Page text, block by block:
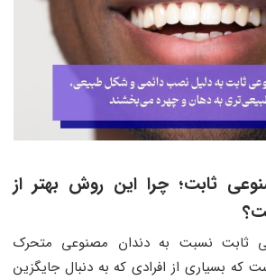
ثابت؛ چرا این روش بهتر از
ثابت نسبت به دندان مصنوعی متحرک
بسیاری از افرادی که به دنبال جایگزین